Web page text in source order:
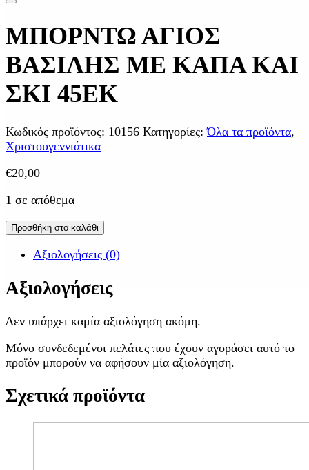
ΜΠΟΡΝΤΩ ΑΓΙΟΣ
ΒΑΣΙΛΗΣ ΜΕ ΚΑΠΑ ΚΑΙ
ΣΚΙ 45ΕΚ
Κωδικός προϊόντος: 10156 Κατηγορίες:Όλα τα προϊόντα,
Χριστουγεννιάτικα
€20,00
1 σε απόθεμα
Προσθήκη στο καλάθι
Αξιολογήσεις (0)
Αξιολογήσεις
Δεν υπάρχει καμία αξιολόγηση ακόμη.
Μόνο συνδεδεμένοι πελάτες που έχουν αγοράσει αυτό το
προϊόν μπορούν να αφήσουν μία αξιολόγηση.
Σχετικά προϊόντα